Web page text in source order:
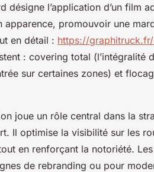
désigne l’application d’un film
apparence, promouvoir une
en détail : https://
: covering total (l’intégralité
sur certaines zones) et
joue un rôle central dans la
Il optimise la visibilité sur les
en renforçant la notoriété.
de rebranding ou pour